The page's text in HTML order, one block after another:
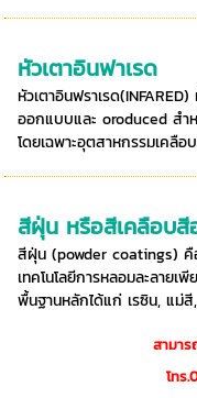
หัวเตาอินฟาเรด
หัวเตาอินฟราเรด
ออกแบบและ oroduced สำ
โดยเฉพาะอุตสาหกรรมเคลื
สีฝุ่น หรือสีเคลือบสี
สีฝุ่น (powder coatings)
เทคโนโลยีการหลอมละลาย
พื้นฐานหลักได้แก่ เรซิน, แม่สี,
สามาร
โทร